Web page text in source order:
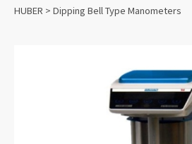
HUBER > Dipping Bell Type Manometers